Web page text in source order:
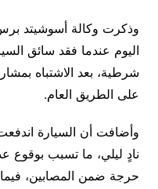
وذكرت وكالة أسوشيتد
اليوم عندما فقد سائق
شرطية، بعد الاشتباه
على الطريق العام.
وأضافت أن السيارة
نادٍ ليلي، ما تسبب بوقوع
حرجة ضمن المصابين، فيما